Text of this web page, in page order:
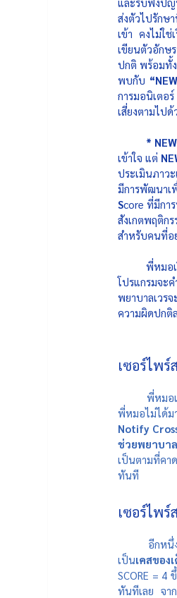
ส่งตัวไปรักษ
เข้า คงไม่ใช่
เขียนตัวอักษ
ปกติ พร้อมทั้
พบกับ
การมอนิเตอ
เสี่ยงตามไปด้
*
เข้าใจ แต่
ประเมินภาว
มีการพัฒนาเ
Score ที่มีกา
สังเกตพฤติก
สำหรับคนที่อ
พี่หมอ
โปรแกรมจะ
พยาบาลเวร
ความผิดปกติ
เซอร์ไพร์
พี่หมอ
พี่หมอไม่ได้
Notify
ช่วยพยาบา
เป็นตามที่คา
ทันที
เซอร์ไพร์
อีกหนึ่
เป็นเคสขอ
SCORE = 4
ทันทีเลย จา